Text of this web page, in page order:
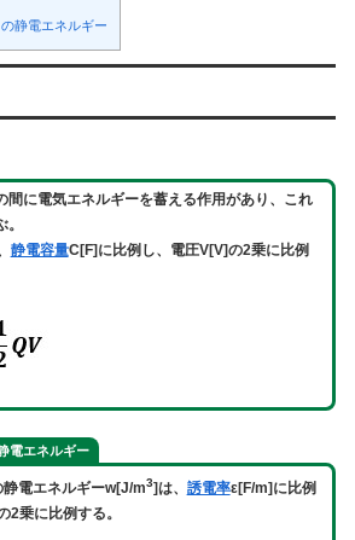
静電エネルギー
間に電気エネルギーを蓄える作用があり 、これ
静電容量C[F]に比例し、電圧V[V]の2乗に比例
電エネルギー
静電エネルギーw[J/m3]は、 誘電率ε[F/m]に比例
2乗に比例する。